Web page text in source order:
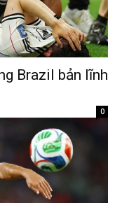
Brazil bản lĩnh
0